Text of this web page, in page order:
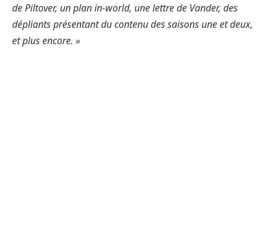
de Piltover, un plan in-world, une lettre de Vander, des
dépliants présentant du contenu des saisons une et deux,
et plus encore. »